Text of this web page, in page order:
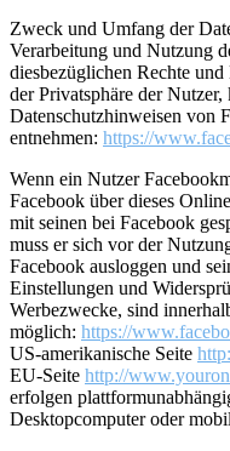
Zweck und Umfang der
Verarbeitung und Nutzung
diesbezüglichen Rechte
der Privatsphäre der Nutzer,
Datenschutzhinweisen von
entnehmen: https://
Wenn ein Nutzer
Facebook über dieses
mit seinen bei Facebook
muss er sich vor der
Facebook ausloggen und
Einstellungen und
Werbezwecke, sind
möglich: https://
US-amerikanische Seite
EU-Seite http://
erfolgen
Desktopcomputer oder